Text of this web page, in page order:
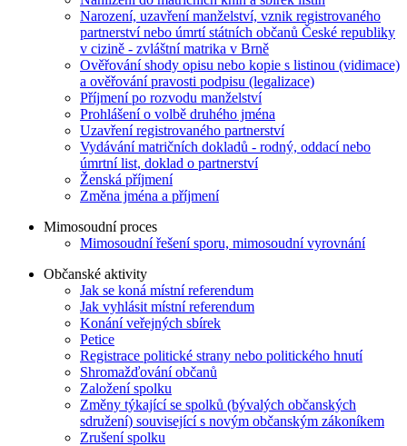
Narození, uzavření manželství, vznik registrovaného
partnerství nebo úmrtí státních občanů České republiky
v cizině - zvláštní matrika v Brně
Ověřování shody opisu nebo kopie s listinou (vidimace)
a ověřování pravosti podpisu (legalizace)
Příjmení po rozvodu manželství
Prohlášení o volbě druhého jména
Uzavření registrovaného partnerství
Vydávání matričních dokladů - rodný, oddací nebo
úmrtní list, doklad o partnerství
Ženská příjmení
Změna jména a příjmení
Mimosoudní proces
Mimosoudní řešení sporu, mimosoudní vyrovnání
Občanské aktivity
Jak se koná místní referendum
Jak vyhlásit místní referendum
Konání veřejných sbírek
Petice
Registrace politické strany nebo politického hnutí
Shromažďování občanů
Založení spolku
Změny týkající se spolků (bývalých občanských
sdružení) související s novým občanským zákoníkem
Zrušení spolku